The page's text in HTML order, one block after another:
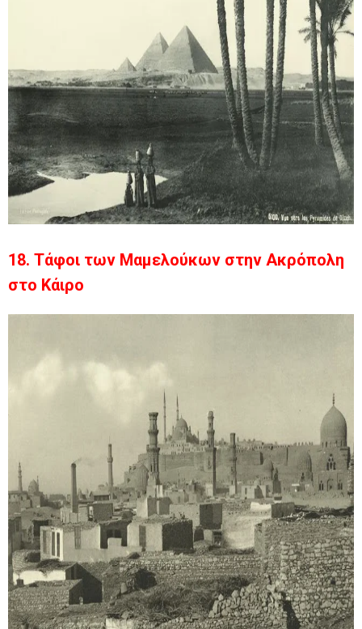
18. Τάφοι των Μαμελούκων στην Ακρόπολη
στο Κάιρo